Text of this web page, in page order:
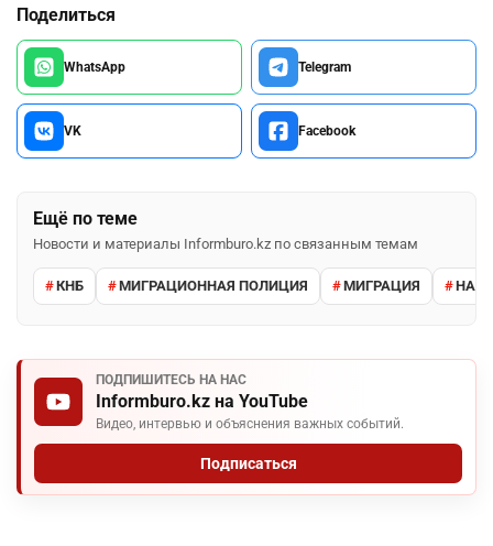
Поделиться
WhatsApp Telegram
VK Facebook
Ещё по теме
Новости и материалы Informburo.kz по связанным темам
КНБ МИГРАЦИОННАЯ ПОЛИЦИЯ МИГРАЦИЯ
ПОДПИШИТЕСЬ НА НАС
Informburo.kz на YouTube
Видео, интервью и объяснения важных событий.
Подписаться